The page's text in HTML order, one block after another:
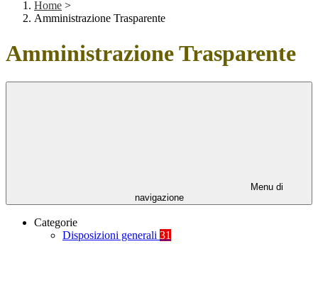
Home >
Amministrazione Trasparente
Amministrazione Trasparente
Menu di
navigazione
Categorie
Disposizioni generali 31